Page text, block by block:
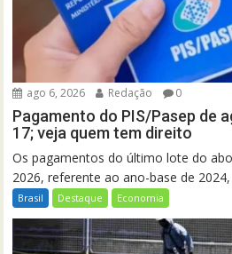
ago 6, 2026 Redação 0
Pagamento do PIS/Pasep de
17; veja quem tem direito
Os pagamentos do último lote do
2026, referente ao ano-base de
Brasil Destaque Economia